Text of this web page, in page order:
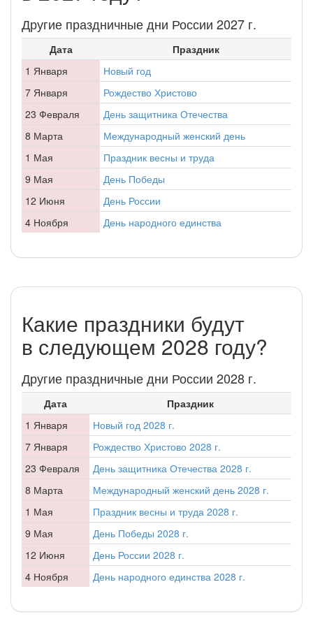
Другие праздничные дни России 2027 г.
Дата
Праздник
1 Января
Новый год
7 Января
Рождество Христово
23 Февраля
День защитника Отечества
8 Марта
Международный женский день
1 Мая
Праздник весны и труда
9 Мая
День Победы
12 Июня
День России
4 Ноября
День народного единства
Какие праздники будут
в следующем 2028 году?
Другие праздничные дни России 2028 г.
Дата
Праздник
1 Января
Новый год 2028 г.
7 Января
Рождество Христово 2028 г.
23 Февраля
День защитника Отечества 2028 г.
8 Марта
Международный женский день 2028 г.
1 Мая
Праздник весны и труда 2028 г.
9 Мая
День Победы 2028 г.
12 Июня
День России 2028 г.
4 Ноября
День народного единства 2028 г.